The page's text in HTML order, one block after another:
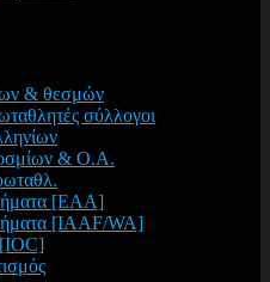
& θεσμών
σύλλογοι
& Ο.Α.
[EAA]
[IAAF/WA]